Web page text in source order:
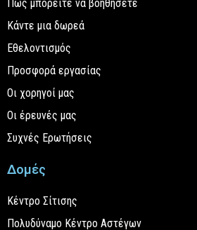
Πώς μπορείτε να βοηθήσετε
Κάντε μια δωρεά
Εθελοντισμός
Προσφορά εργασίας
Οι χορηγοί μας
Οι έρευνές μας
Συχνές Ερωτήσεις
Δομές
Κέντρο Σίτισης
Πολυδύναμο Κέντρο Αστέγων